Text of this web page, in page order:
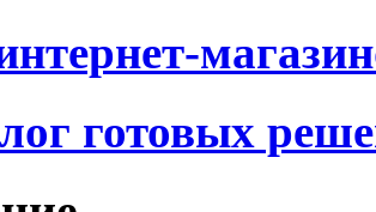
готовых